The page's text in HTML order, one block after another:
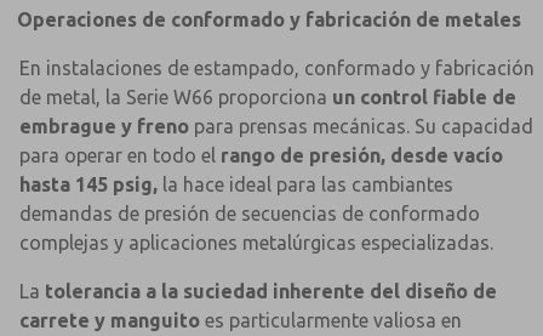
Operaciones de conformado y fabricación de metales
En instalaciones de estampado, conformado y fabricación
de metal, la Serie W66 proporciona un control fiable de
embrague y freno para prensas mecánicas. Su capacidad
para operar en todo el rango de presión, desde vacío
hasta 145 psig, la hace ideal para las cambiantes
demandas de presión de secuencias de conformado
complejas y aplicaciones metalúrgicas especializadas.
La tolerancia a la suciedad inherente del diseño de
carrete y manguito es particularmente valiosa en